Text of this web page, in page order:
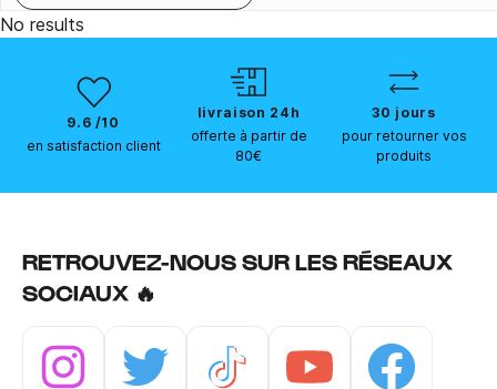
No results
9.6 /10
en satisfaction client
livraison 24h
offerte à partir de
80€
30 jours
pour retourner vos
produits
RETROUVEZ-NOUS SUR LES RÉSEAUX
SOCIAUX 🔥